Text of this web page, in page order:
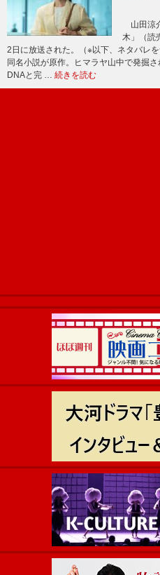
山田涼
木」（読
2日に放送された。（※以下、ネタバレ
同名小説が原作。ヒマラヤ山中で発掘
DNAと完 … 続きを読む